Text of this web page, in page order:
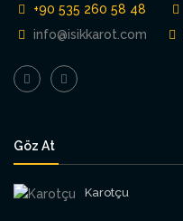
+90 535 260 58 48
info@isikkarot.com
Göz At
Karotçu